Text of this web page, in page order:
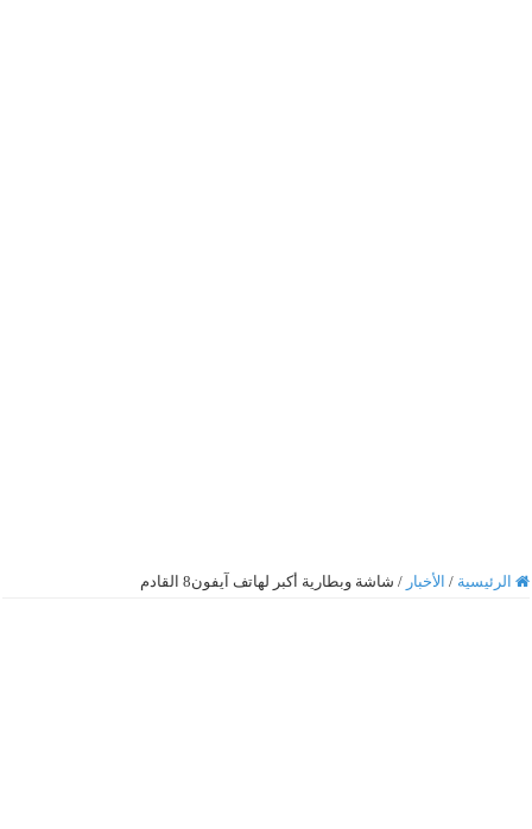
الرئيسية / الأخبار / شاشة وبطارية أكبر لهاتف آيفون8 القادم